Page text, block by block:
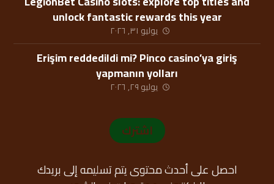
unlock fantastic rewards this year
يوليو ٣١, ٢٠٢٦
Erişim reddedildi mi? Pinco casino’ya giriş
yapmanın yolları
يوليو ٢٩, ٢٠٢٦
اشترك
احصل على أحدث محتوى يتم تسليمه إلى بريدك